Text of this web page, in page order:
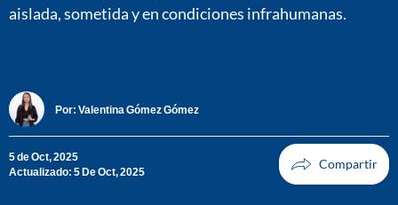
aislada, sometida y en condiciones infrahumanas.
Por: Valentina Gómez Gómez
5 de Oct, 2025
Actualizado: 5 De Oct, 2025